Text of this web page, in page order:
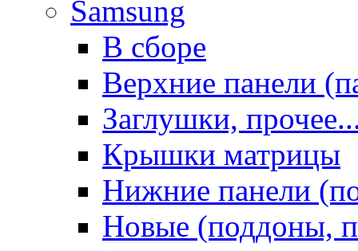
Samsung
В сборе
Верхние панели
Заглушки,
Крышки матрицы
Нижние панели
Новые (поддоны,